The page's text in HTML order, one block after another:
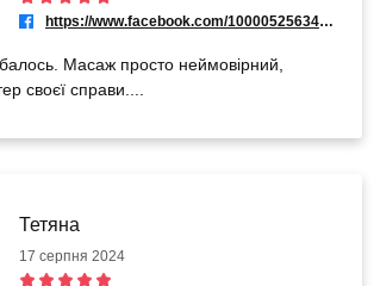
https://www.facebook.com/100005256344017
Масаж просто неймовірний,
своєї справи....
Тетяна
17 серпня 2024